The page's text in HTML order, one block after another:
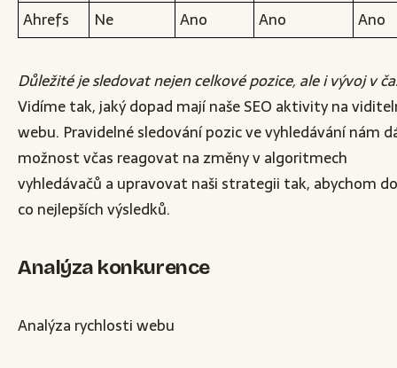
Ahrefs
Ne Ano Ano Ano
Důležité je sledovat nejen celkové pozice, ale i vývoj v
Vidíme tak, jaký dopad mají naše SEO aktivity na
webu. Pravidelné sledování pozic ve vyhledávání nám
možnost včas reagovat na změny v algoritmech
vyhledávačů a upravovat naši strategii tak, abychom
co nejlepších výsledků.
Analýza konkurence
Analýza rychlosti webu